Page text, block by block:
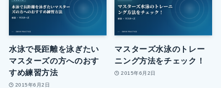
水泳で長距離を泳ぎたい
マスターズの方へのおす
すめ練習方法
2015年6月2日
マスターズ水泳のトレー
ニング方法をチェック！
2015年6月2日